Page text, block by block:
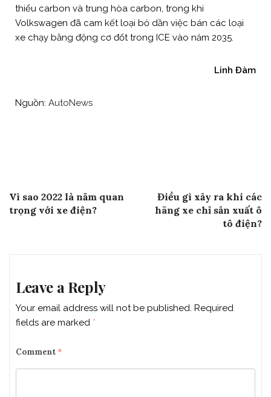
thiểu carbon và trung hòa carbon, trong khi
Volkswagen đã cam kết loại bỏ dần việc bán các loại
xe chạy bằng động cơ đốt trong ICE vào năm 2035.
Linh Đàm
Nguồn: AutoNews
Post
navigation
Vì sao 2022 là năm quan
trọng với xe điện?
Điều gì xảy ra khi các
hãng xe chỉ sản xuất ô
tô điện?
Leave a Reply
Your email address will not be published. Required
fields are marked *
Comment *